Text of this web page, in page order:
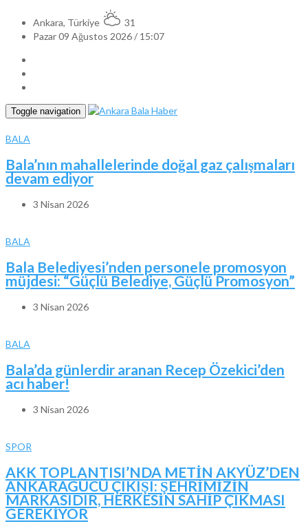
Ankara, Türkiye
31
Pazar 09 Ağustos 2026 / 15:07
Toggle navigation
BALA
Bala’nın mahallelerinde doğal gaz çalışmaları
devam ediyor
3 Nisan 2026
BALA
Bala Belediyesi’nden personele promosyon
müjdesi: “Güçlü Belediye, Güçlü Promosyon”
3 Nisan 2026
BALA
Bala’da günlerdir aranan Recep Özekici’den
acı haber!
3 Nisan 2026
SPOR
AKK TOPLANTISI’NDA METİN AKYÜZ’DEN
ANKARAGÜCÜ ÇIKIŞI: ŞEHRİMİZİN
MARKASIDIR, HERKESİN SAHİP ÇIKMASI
GEREKİYOR